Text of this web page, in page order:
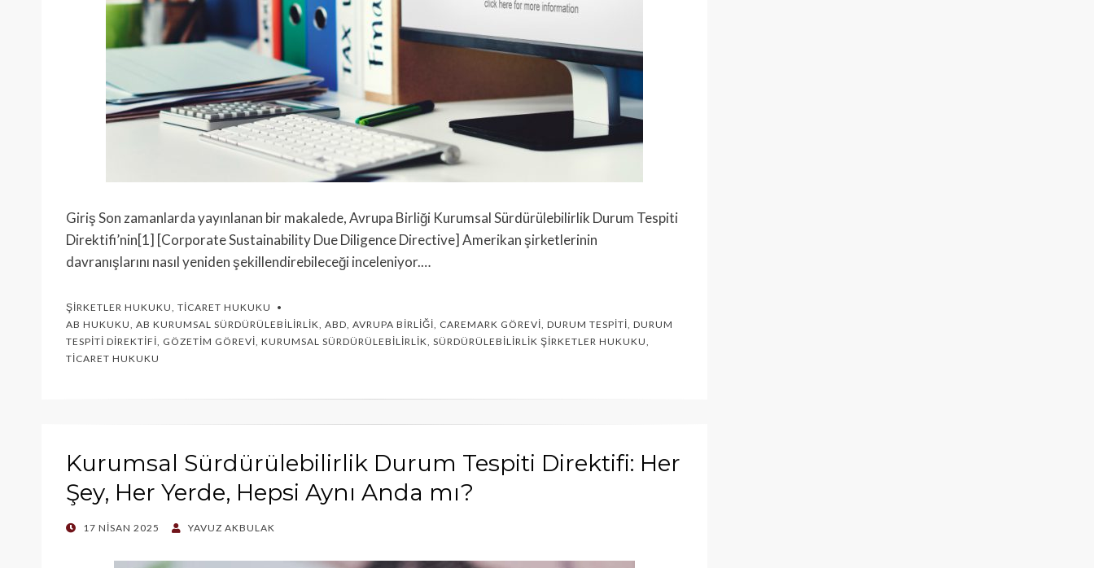
Giriş Son zamanlarda yayınlanan bir makalede, Avrupa Birliği Kurumsal Sürdürülebilirlik Durum Tespiti
Direktifi’nin[1] [Corporate Sustainability Due Diligence Directive] Amerikan şirketlerinin
davranışlarını nasıl yeniden şekillendirebileceği inceleniyor.…
ŞIRKETLER HUKUKU, TICARET HUKUKU
AB HUKUKU, AB KURUMSAL SÜRDÜRÜLEBILIRLIK, ABD, AVRUPA BIRLIĞI, CAREMARK GÖREVI, DURUM TESPITI, DURUM
TESPITI DIREKTIFI, GÖZETIM GÖREVI, KURUMSAL SÜRDÜRÜLEBILIRLIK, SÜRDÜRÜLEBILIRLIK ŞIRKETLER HUKUKU,
TICARET HUKUKU
Kurumsal Sürdürülebilirlik Durum Tespiti Direktifi: Her
Şey, Her Yerde, Hepsi Aynı Anda mı?
POSTED17 NISAN 2025 YAVUZ AKBULAK